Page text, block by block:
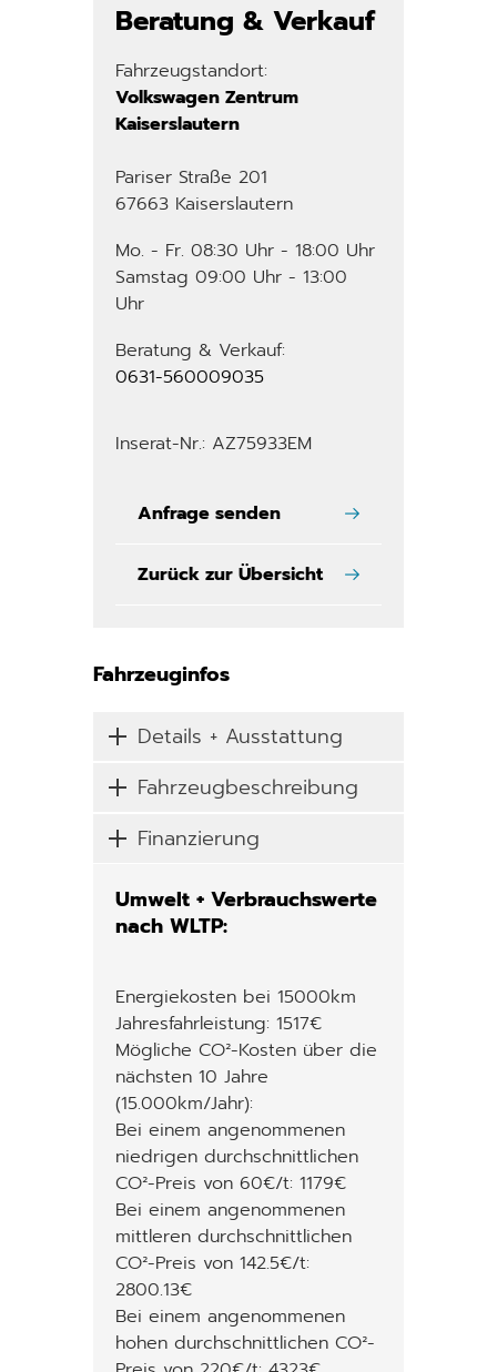
Beratung & Verkauf
Fahrzeugstandort:
Volkswagen Zentrum
Kaiserslautern
Pariser Straße 201
67663 Kaiserslautern
Mo. - Fr. 08:30 Uhr - 18:00 Uhr
Samstag 09:00 Uhr - 13:00
Uhr
Beratung & Verkauf:
0631-560009035
Inserat-Nr.: AZ75933EM
Anfrage senden
Zurück zur Übersicht
Fahrzeuginfos
Details + Ausstattung
Fahrzeugbeschreibung
Finanzierung
Umwelt + Verbrauchswerte
nach WLTP:
Energiekosten bei 15000km
Jahresfahrleistung: 1517€
Mögliche CO²-Kosten über die
nächsten 10 Jahre
(15.000km/Jahr):
Bei einem angenommenen
niedrigen durchschnittlichen
CO²-Preis von 60€/t: 1179€
Bei einem angenommenen
mittleren durchschnittlichen
CO²-Preis von 142.5€/t:
2800.13€
Bei einem angenommenen
hohen durchschnittlichen CO²-